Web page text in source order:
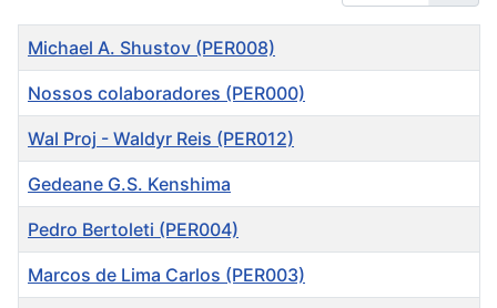
Título
Michael A. Shustov (PER008)
Nossos colaboradores (PER000)
Wal Proj - Waldyr Reis (PER012)
Gedeane G.S. Kenshima
Pedro Bertoleti (PER004)
Marcos de Lima Carlos (PER003)